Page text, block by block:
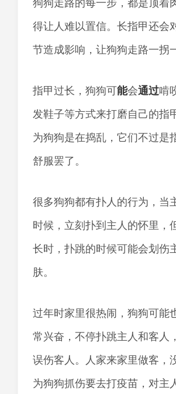
狗狗走路的每一步，都是顶着
得让人难以置信。长指甲还会
节造成影响，让狗狗走路一拐
指甲过长，狗狗可能会通过啃
发鞋子等方式来打磨自己的指
为狗狗是在捣乱，它们不过是
舒服罢了。
很多狗狗都有扑人的行为，当
时候，立刻扑到主人的怀里，
长时，扑跳的时候可能会划伤
肤。
过年时家里很热闹，狗狗可能
常兴奋，不停扑跳主人和客人
误伤客人。人家来家里做客，
为狗狗抓伤要去打疫苗，对主